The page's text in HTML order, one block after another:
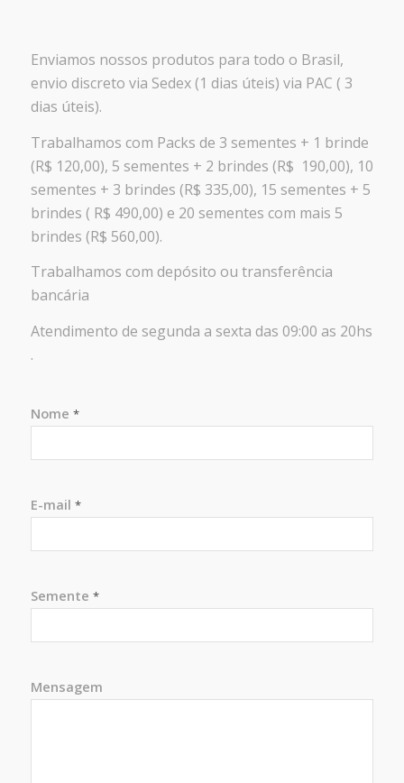
Enviamos nossos produtos para todo o Brasil,
envio discreto via Sedex (1 dias úteis) via PAC ( 3
dias úteis).
Trabalhamos com Packs de 3 sementes + 1 brinde
(R$ 120,00), 5 sementes + 2 brindes (R$ 190,00), 10
sementes + 3 brindes (R$ 335,00), 15 sementes + 5
brindes ( R$ 490,00) e 20 sementes com mais 5
brindes (R$ 560,00).
Trabalhamos com depósito ou transferência
bancária
Atendimento de segunda a sexta das 09:00 as 20hs
.
Nome *
E-mail *
Semente *
Mensagem